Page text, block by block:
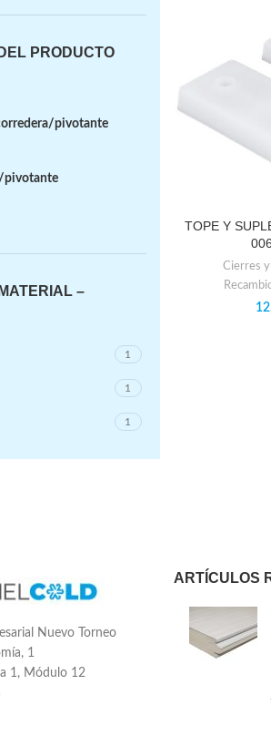
PRODUCTO
pivotante
pivotante
–
1
1
1
TOPE Y
Cierres
Nuevo Torneo
1
1, Módulo 12
ARTÍCULOS